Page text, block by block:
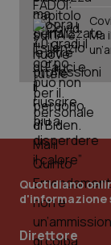
Ma
Quotidiano
d'informazione
Direttore
_ga